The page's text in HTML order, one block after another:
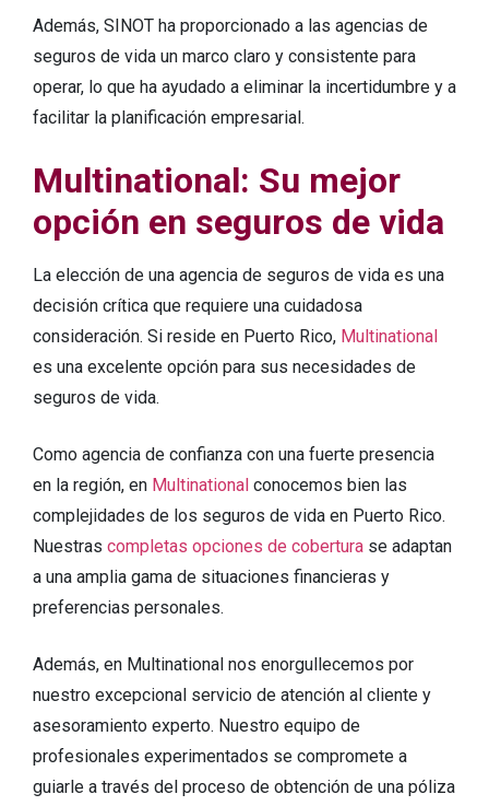
Además, SINOT ha proporcionado a las agencias de
seguros de vida un marco claro y consistente para
operar, lo que ha ayudado a eliminar la incertidumbre y a
facilitar la planificación empresarial.
Multinational: Su mejor
opción en seguros de vida
La elección de una agencia de seguros de vida es una
decisión crítica que requiere una cuidadosa
consideración. Si reside en Puerto Rico, Multinational
es una excelente opción para sus necesidades de
seguros de vida.
Como agencia de confianza con una fuerte presencia
en la región, en Multinational conocemos bien las
complejidades de los seguros de vida en Puerto Rico.
Nuestras completas opciones de cobertura se adaptan
a una amplia gama de situaciones financieras y
preferencias personales.
Además, en Multinational nos enorgullecemos por
nuestro excepcional servicio de atención al cliente y
asesoramiento experto. Nuestro equipo de
profesionales experimentados se compromete a
guiarle a través del proceso de obtención de una póliza